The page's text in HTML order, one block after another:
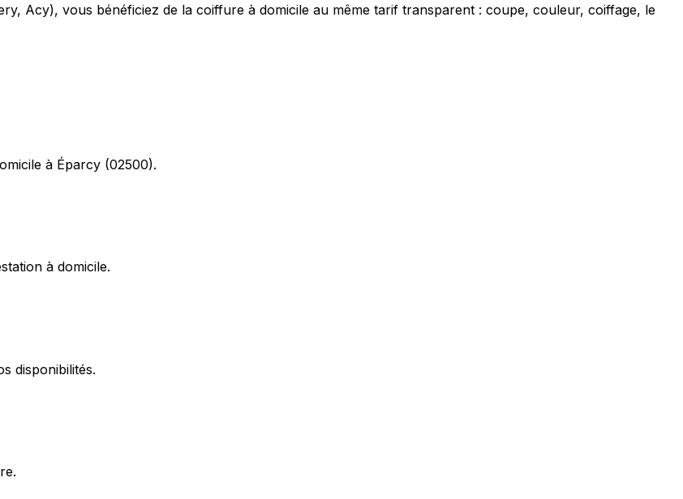
Acy), vous bénéficiez de la coiffure à domicile au même tarif transparent : coupe, couleur, coiffage, le
à Éparcy (02500).
à domicile.
disponibilités.